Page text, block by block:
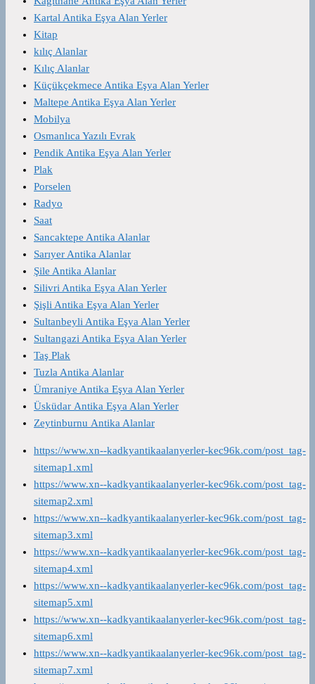
Kartal Antika Eşya Alan Yerler
Kitap
kılıç Alanlar
Kılıç Alanlar
Küçükçekmece Antika Eşya Alan Yerler
Maltepe Antika Eşya Alan Yerler
Mobilya
Osmanlıca Yazılı Evrak
Pendik Antika Eşya Alan Yerler
Plak
Porselen
Radyo
Saat
Sancaktepe Antika Alanlar
Sarıyer Antika Alanlar
Şile Antika Alanlar
Silivri Antika Eşya Alan Yerler
Şişli Antika Eşya Alan Yerler
Sultanbeyli Antika Eşya Alan Yerler
Sultangazi Antika Eşya Alan Yerler
Taş Plak
Tuzla Antika Alanlar
Ümraniye Antika Eşya Alan Yerler
Üsküdar Antika Eşya Alan Yerler
Zeytinburnu Antika Alanlar
https://www.xn--kadkyantikaalanyerler-kec96k.com/post_tag-
sitemap1.xml
https://www.xn--kadkyantikaalanyerler-kec96k.com/post_tag-
sitemap2.xml
https://www.xn--kadkyantikaalanyerler-kec96k.com/post_tag-
sitemap3.xml
https://www.xn--kadkyantikaalanyerler-kec96k.com/post_tag-
sitemap4.xml
https://www.xn--kadkyantikaalanyerler-kec96k.com/post_tag-
sitemap5.xml
https://www.xn--kadkyantikaalanyerler-kec96k.com/post_tag-
sitemap6.xml
https://www.xn--kadkyantikaalanyerler-kec96k.com/post_tag-
sitemap7.xml